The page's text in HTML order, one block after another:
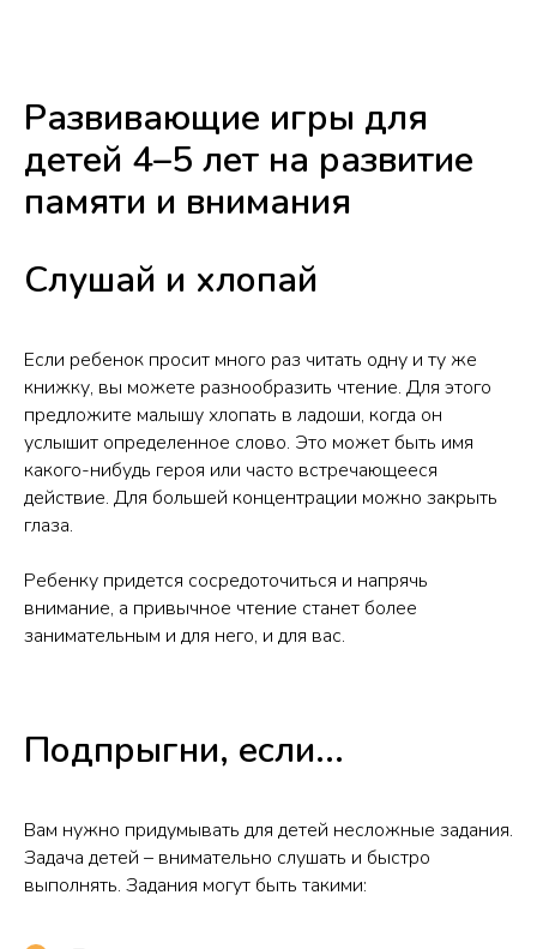
Развивающие игры для
детей 4–5 лет на развитие
памяти и внимания
Слушай и хлопай
Если ребенок просит много раз читать одну и ту же
книжку, вы можете разнообразить чтение. Для этого
предложите малышу хлопать в ладоши, когда он
услышит определенное слово. Это может быть имя
какого-нибудь героя или часто встречающееся
действие. Для большей концентрации можно закрыть
глаза.
Ребенку придется сосредоточиться и напрячь
внимание, а привычное чтение станет более
занимательным и для него, и для вас.
Подпрыгни, если...
Вам нужно придумывать для детей несложные задания.
Задача детей – внимательно слушать и быстро
выполнять. Задания могут быть такими: